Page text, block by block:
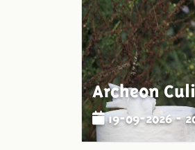
Archeon
19-09-2026 -